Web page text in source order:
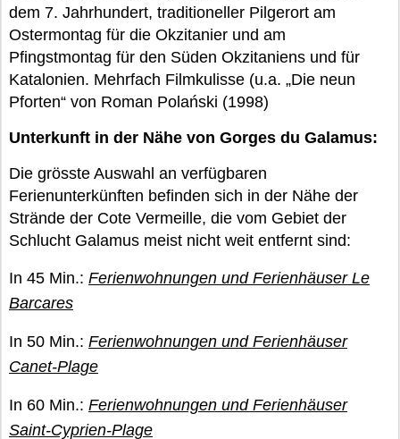
dem 7. Jahrhundert, traditioneller Pilgerort am
Ostermontag für die Okzitanier und am
Pfingstmontag für den Süden Okzitaniens und für
Katalonien. Mehrfach Filmkulisse (u.a. „Die neun
Pforten“ von Roman Polański (1998)
Unterkunft in der Nähe von Gorges du Galamus:
Die grösste Auswahl an verfügbaren
Ferienunterkünften befinden sich in der Nähe der
Strände der Cote Vermeille, die vom Gebiet der
Schlucht Galamus meist nicht weit entfernt sind:
In 45 Min.: Ferienwohnungen und Ferienhäuser Le
Barcares
In 50 Min.: Ferienwohnungen und Ferienhäuser
Canet-Plage
In 60 Min.: Ferienwohnungen und Ferienhäuser
Saint-Cyprien-Plage